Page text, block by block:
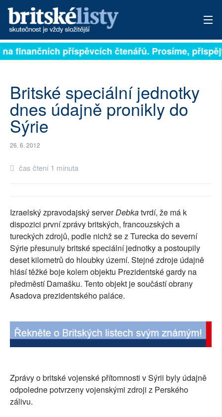
PŘIHLÁSIT
ARCHIV
ROZHOVORY
TÉMATA
NEJČTENĚJŠÍ ZA 7 DNÍ
PŘÍSPĚVKY NA PROVOZ
SOCIÁLNÍ SÍTĚ
RUBRIKY
PLNÁ VERZE STRÁNEK
finančních příspěvcích čtenářů. Prosíme,
Britské speciální jednotky
dnes údajně pronikly do
Sýrie
26. 6. 2012
čas čtení 1 minuta
Izraelský zpravodajský serverDebkatvrdí, že má k
dispozici první zprávy britských, francouzských a
tureckých zdrojů, podle nichž se z Turecka do severní
Sýrie přesunuly britské speciální jednotky a postoupily
deset kilometrů do hloubky území. Stejné zdroje údajně
hlásí těžké boje kolem objektu Prezidentské gardy na
předměstí Damašku. Tento objekt je součástí obrany
Asadova prezidentského paláce.
Zprávy o britské vojenské přítomnosti v Sýrii byly údajně
odpoledne potvrzeny vojenskými zdroji z Perského
zálivu.